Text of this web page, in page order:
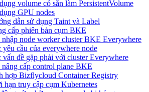
volume có sẵn làm PersistentVolume
GPU nodes
dẫn sử dụng Taint và Label
cấp phiên bản cụm BKE
nhập node worker cluster BKE Everywhere
yêu cầu của everywhere node
vấn đề gặp phải với cluster Everywhere
cấp control plane BKE
hợp Bizflycloud Container Registry
hạn truy cập cụm Kubernetes